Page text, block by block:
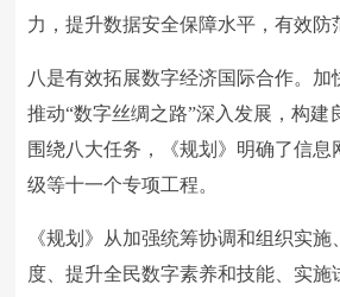
力，提升数据安全保障水平，有效防
八是有效拓展数字经济国际合作。加
推动“数字丝绸之路”深入发展，构建
围绕八大任务，《规划》明确了信息
级等十一个专项工程。
《规划》从加强统筹协调和组织实
度、提升全民数字素养和技能、实施